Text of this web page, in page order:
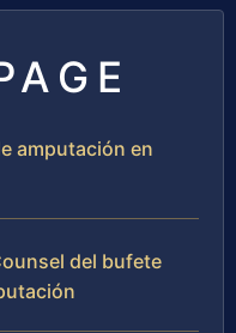
amputación en
del bufete